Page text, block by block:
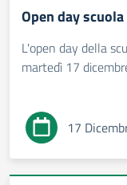
Open day
L'open day della
martedì 17
17